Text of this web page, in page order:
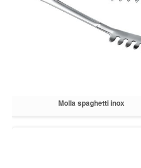
Molla spaghetti inox